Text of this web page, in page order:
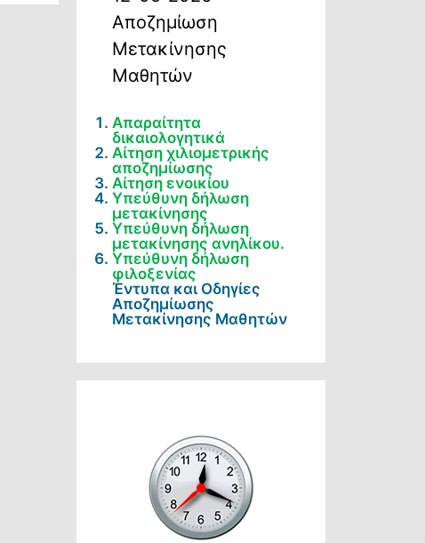
Αποζημίωση
Μετακίνησης
Μαθητών
Απαραίτητα
δικαιολογητικά
Αίτηση χιλιομετρικής
αποζημίωσης
Αίτηση ενοικίου
Υπεύθυνη δήλωση
μετακίνησης
Υπεύθυνη δήλωση
μετακίνησης ανηλίκου.
Υπεύθυνη δήλωση
φιλοξενίας
Έντυπα και Οδηγίες
Αποζημίωσης
Μετακίνησης Μαθητών